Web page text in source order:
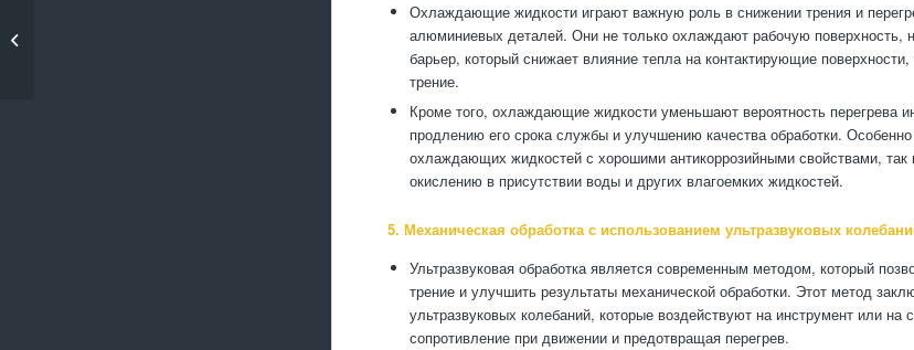
Охлаждающие жидкости играют важную роль в снижении трения и
алюминиевых деталей. Они не только охлаждают рабочую поверхность,
барьер, который снижает влияние тепла на контактирующие
трение.
Кроме того, охлаждающие жидкости уменьшают вероятность перегрева
продлению его срока службы и улучшению качества обработки.
охлаждающих жидкостей с хорошими антикоррозийными свойствами,
окислению в присутствии воды и других влагоемких жидкостей.
5. Механическая обработка с использованием ультразвуковых
Ультразвуковая обработка является современным методом, который
трение и улучшить результаты механической обработки. Этот метод
ультразвуковых колебаний, которые воздействуют на инструмент или на
сопротивление при движении и предотвращая перегрев.